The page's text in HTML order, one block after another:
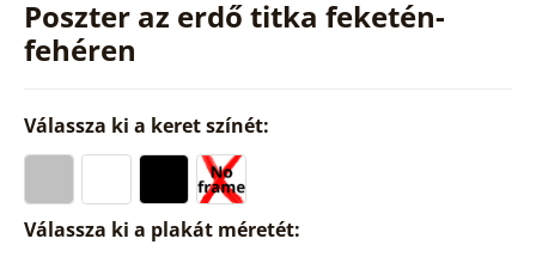
Poszter az erdő titka feketén-
fehéren
Válassza ki a keret színét:
Válassza ki a plakát méretét: